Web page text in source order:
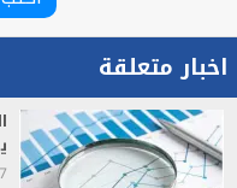
اخبار متعلقة